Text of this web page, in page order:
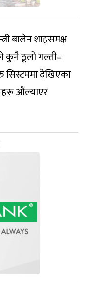
बालेन शाहसमक्ष
कुनै ठूलो गल्ती–
देखिएका
औंल्याएर